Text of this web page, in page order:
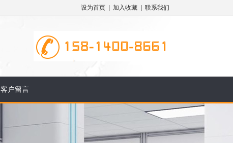
设为首页 加入收藏 联系我们
客户留言